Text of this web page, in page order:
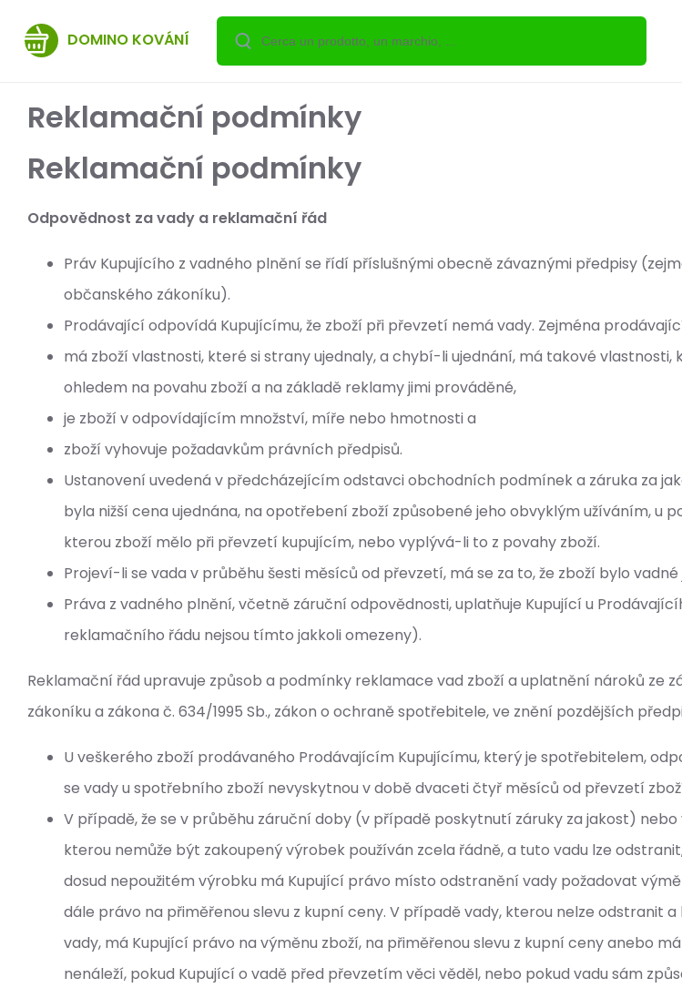
DOMINO KOVÁNÍ
Reklamační podmínky
Reklamační podmínky
Odpovědnost za vady a reklamační řád
Práv Kupujícího z vadného plnění se řídí příslušnými obecně závaznými předpisy
občanského zákoníku).
Prodávající odpovídá Kupujícímu, že zboží při převzetí nemá vady. Zejména
má zboží vlastnosti, které si strany ujednaly, a chybí-li ujednání, má takové
ohledem na povahu zboží a na základě reklamy jimi prováděné,
je zboží v odpovídajícím množství, míře nebo hmotnosti a
zboží vyhovuje požadavkům právních předpisů.
Ustanovení uvedená v předcházejícím odstavci obchodních podmínek a záruka za
byla nižší cena ujednána, na opotřebení zboží způsobené jeho obvyklým užíváním,
kterou zboží mělo při převzetí kupujícím, nebo vyplývá-li to z povahy zboží.
Projeví-li se vada v průběhu šesti měsíců od převzetí, má se za to, že zboží bylo vadné
Práva z vadného plnění, včetně záruční odpovědnosti, uplatňuje Kupující u
reklamačního řádu nejsou tímto jakkoli omezeny).
Reklamační řád upravuje způsob a podmínky reklamace vad zboží a uplatnění nároků ze
zákoníku a zákona č. 634/1995 Sb., zákon o ochraně spotřebitele, ve znění pozdějších
U veškerého zboží prodávaného Prodávajícím Kupujícímu, který je spotřebitelem,
se vady u spotřebního zboží nevyskytnou v době dvaceti čtyř měsíců od převzetí
V případě, že se v průběhu záruční doby (v případě poskytnutí záruky za jakost)
kterou nemůže být zakoupený výrobek používán zcela řádně, a tuto vadu lze
dosud nepoužitém výrobku má Kupující právo místo odstranění vady požadovat
dále právo na přiměřenou slevu z kupní ceny. V případě vady, kterou nelze odstranit
vady, má Kupující právo na výměnu zboží, na přiměřenou slevu z kupní ceny anebo
nenáleží, pokud Kupující o vadě před převzetím věci věděl, nebo pokud vadu sám